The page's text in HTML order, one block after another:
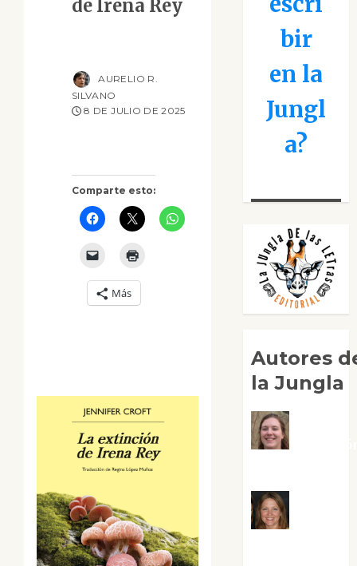
de Irena Rey
Comparte esto:
Más
AURELIO R.
SILVANO
8 DE JULIO DE 2025
bir
en la
Jungl
a?
Autores
la Jungla